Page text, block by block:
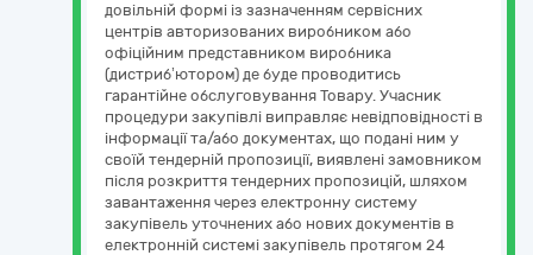
довільній формі із зазначенням сервісних
центрів авторизованих виробником або
офіційним представником виробника
(дистриб’ютором) де буде проводитись
гарантійне обслуговування Товару. Учасник
процедури закупівлі виправляє невідповідності в
інформації та/або документах, що подані ним у
своїй тендерній пропозиції, виявлені замовником
після розкриття тендерних пропозицій, шляхом
завантаження через електронну систему
закупівель уточнених або нових документів в
електронній системі закупівель протягом 24